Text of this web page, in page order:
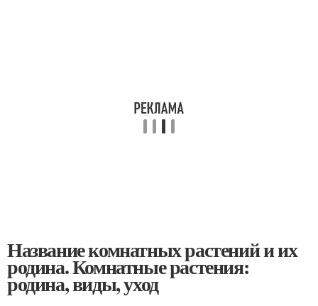
Название комнатных растений и их
родина. Комнатные растения:
родина, виды, уход